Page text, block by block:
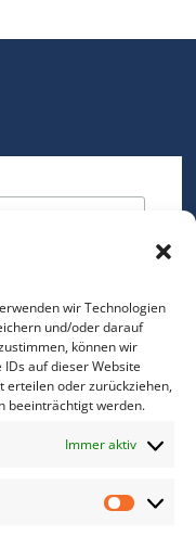
wir Technologien
und/oder darauf
können wir
auf dieser Website
erteilen oder zurückziehen,
beeinträchtigt werden.
Immer aktiv
*